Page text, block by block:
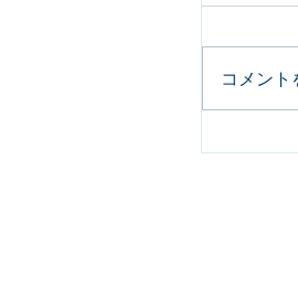
コメン